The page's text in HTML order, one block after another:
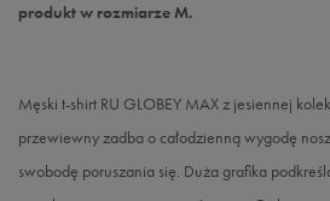
produkt w rozmiarze M.
Męski t-shirt RU GLOBEY MAX z jesiennej
przewiewny zadba o całodzienną wygodę
swobodę poruszania się. Duża grafika